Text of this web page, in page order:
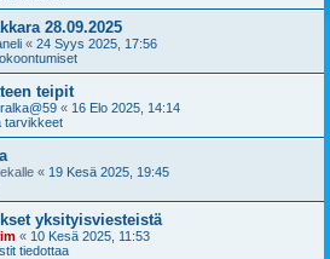
28.09.2025
« 24 Syys 2025, 17:56
teipit
« 16 Elo 2025, 14:14
tarvikkeet
« 19 Kesä 2025, 19:45
yksityisviesteistä
« 10 Kesä 2025, 11:53
tiedottaa